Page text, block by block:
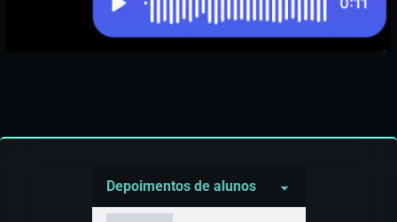
Depoimentos de alunos